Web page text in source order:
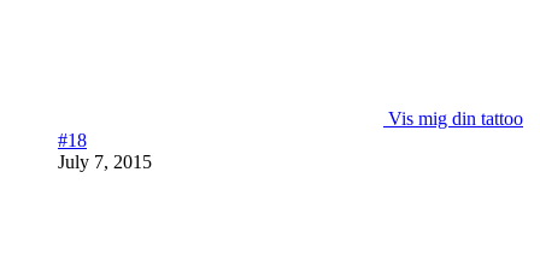
Vis mig din tattoo
#18
July 7, 2015